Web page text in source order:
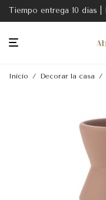
Inicio / Decorar la casa /